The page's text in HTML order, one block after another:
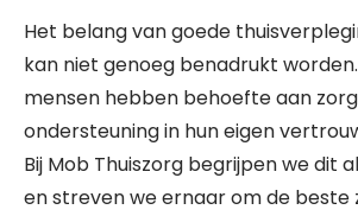
Het belang van goede
kan niet genoeg benadrukt
mensen hebben behoefte aan
ondersteuning in hun eigen
Bij Mob Thuiszorg begrijpen we dit
en streven we ernaar om de